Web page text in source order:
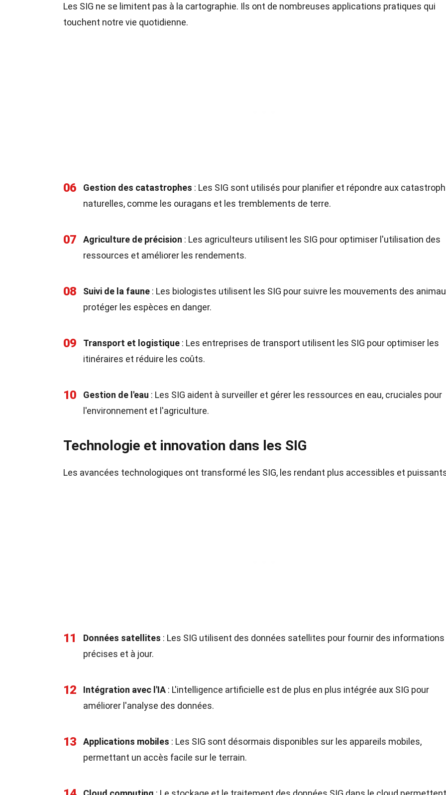
Les SIG ne se limitent pas à la cartographie. Ils ont de nombreuses applications pratiques qui
touchent notre vie quotidienne.
06 Gestion des catastrophes : Les SIG sont utilisés pour planifier et répondre aux
naturelles, comme les ouragans et les tremblements de terre.
07 Agriculture de précision : Les agriculteurs utilisent les SIG pour optimiser l'utilisation des
ressources et améliorer les rendements.
08 Suivi de la faune : Les biologistes utilisent les SIG pour suivre les mouvements des
protéger les espèces en danger.
09 Transport et logistique : Les entreprises de transport utilisent les SIG pour optimiser les
itinéraires et réduire les coûts.
10 Gestion de l'eau : Les SIG aident à surveiller et gérer les ressources en eau, cruciales pour
l'environnement et l'agriculture.
Technologie et innovation dans les SIG
Les avancées technologiques ont transformé les SIG, les rendant plus accessibles et
11 Données satellites : Les SIG utilisent des données satellites pour fournir des informations
précises et à jour.
12 Intégration avec l'IA : L'intelligence artificielle est de plus en plus intégrée aux SIG pour
améliorer l'analyse des données.
13 Applications mobiles : Les SIG sont désormais disponibles sur les appareils mobiles,
permettant un accès facile sur le terrain.